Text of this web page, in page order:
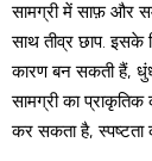
सामग्री में साफ़ और
साथ तीव्र छाप. इसके
कारण बन सकती हैं,
सामग्री का
कर सकता है, स्पष्टता